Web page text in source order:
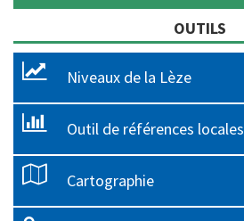
OUTILS
Niveaux de la Lèze
Outil de références locales
Cartographie